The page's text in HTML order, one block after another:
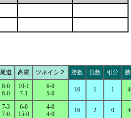
尾道 高陽 ツネイシ２ 勝数 負数 引分
8-0
6-0
10-1
7-1
6-0
5-0
16 1 1
7-3
7-0
6-0
15-0
4-0
4-0
16 2 0